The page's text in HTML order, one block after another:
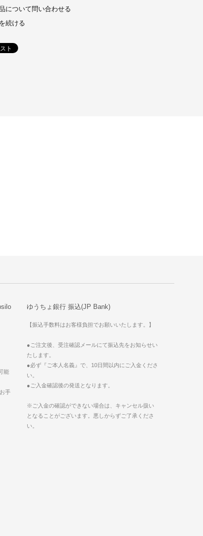
について問い合わせる
続ける
能
手
ゆうちょ銀行 振込(JP Bank)
【振込手数料はお客様負担でお願いいたします。】
●ご注文後、受注確認メールにて振込先をお知らせい
たします。
●必ず『ご本人名義』で、10日間以内にご入金くださ
い。
●ご入金確認後の発送となります。
※ご入金の確認ができない場合は、キャンセル扱い
となることがございます。悪しからずご了承くださ
い。